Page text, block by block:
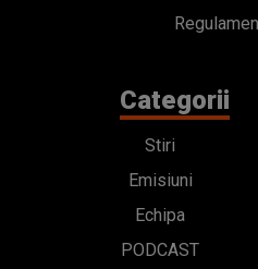
Categorii
Stiri
Emisiuni
Echipa
PODCAST